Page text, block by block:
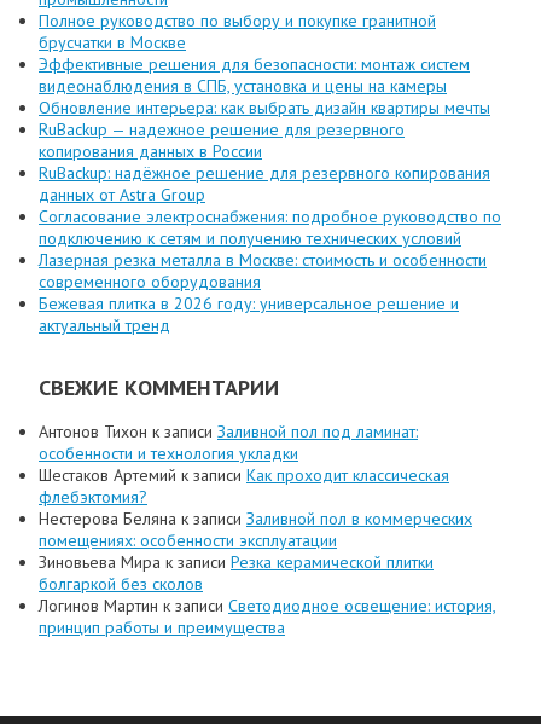
Полное руководство по выбору и покупке гранитной
брусчатки в Москве
Эффективные решения для безопасности: монтаж систем
видеонаблюдения в СПБ, установка и цены на камеры
Обновление интерьера: как выбрать дизайн квартиры мечты
RuBackup — надежное решение для резервного
копирования данных в России
RuBackup: надёжное решение для резервного копирования
данных от Astra Group
Согласование электроснабжения: подробное руководство по
подключению к сетям и получению технических условий
Лазерная резка металла в Москве: стоимость и особенности
современного оборудования
Бежевая плитка в 2026 году: универсальное решение и
актуальный тренд
СВЕЖИЕ КОММЕНТАРИИ
Антонов Тихон к записи Заливной пол под ламинат:
особенности и технология укладки
Шестаков Артемий к записи Как проходит классическая
флебэктомия?
Нестерова Беляна к записи Заливной пол в коммерческих
помещениях: особенности эксплуатации
Зиновьева Мира к записи Резка керамической плитки
болгаркой без сколов
Логинов Мартин к записи Светодиодное освещение: история,
принцип работы и преимущества